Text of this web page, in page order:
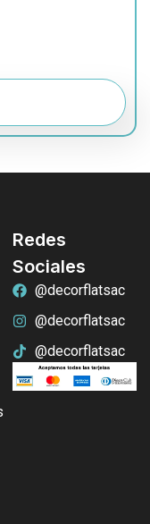
Redes
Sociales
@decorflatsac
@decorflatsac
@decorflatsac